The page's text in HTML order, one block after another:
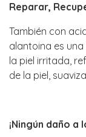
Reparar,
También con
alantoina es
la piel irritada,
de la piel,
¡Ningún daño a